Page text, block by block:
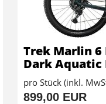
Trek Marlin 6
Dark Aquatic
pro Stück (inkl.
899,00 EUR